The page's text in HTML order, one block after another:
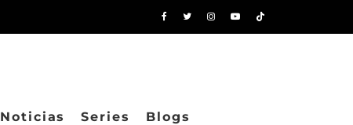
Noticias Series Blogs